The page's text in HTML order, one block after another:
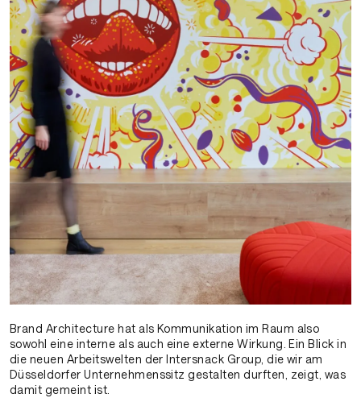
Brand Architecture hat als Kommunikation im Raum also
sowohl eine interne als auch eine externe Wirkung. Ein Blick in
die neuen Arbeitswelten der Intersnack Group, die wir am
Düsseldorfer Unternehmenssitz gestalten durften, zeigt, was
damit gemeint ist.